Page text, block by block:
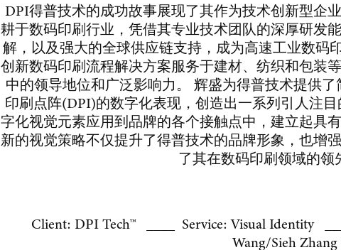
DPI得普技术的成功故事展现了其作为技术创新型企
耕于数码印刷行业，凭借其专业技术团队的深厚研发
解，以及强大的全球供应链支持，成为高速工业数码
创新数码印刷流程解决方案服务于建材、纺织和包装
中的领导地位和广泛影响力。 辉盛为得普技术提供
印刷点阵(DPI)的数字化表现，创造出一系列引人注
字化视觉元素应用到品牌的各个接触点中，建立起具
新的视觉策略不仅提升了得普技术的品牌形象，也增
了其在数码印刷领域的领
Client: DPI Tech™ ____ Service: Visual Identity
Wang/Sieh Zhang